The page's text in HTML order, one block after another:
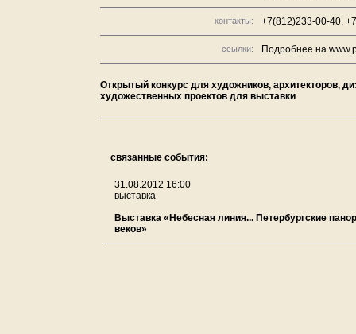
контакты: +7(812)233-00-40,
ссылки: Подробнее на
Открытый конкурс для художников, архитекторов,
художественных проектов для выставки
связанные события:
31.08.2012 16:00
выставка
Выставка «Небесная линия... Петербургские
веков»